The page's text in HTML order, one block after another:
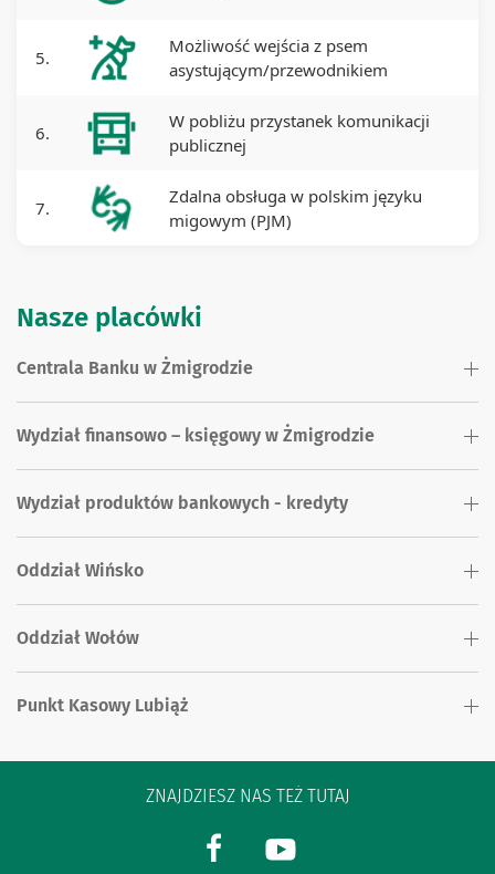
5.
Możliwość wejścia z psem
asystującym/przewodnikiem
6.
W pobliżu przystanek komunikacji
publicznej
7.
Zdalna obsługa w polskim języku
migowym (PJM)
Nasze placówki
Centrala Banku w Żmigrodzie
Wydział finansowo – księgowy w Żmigrodzie
Wydział produktów bankowych - kredyty
Oddział Wińsko
Oddział Wołów
Punkt Kasowy Lubiąż
ZNAJDZIESZ NAS TEŻ TUTAJ